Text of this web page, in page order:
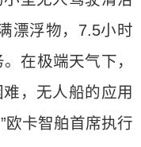
漂浮物，7.5小时
在极端天气下，
，无人船的应用
欧卡智舶首席执行